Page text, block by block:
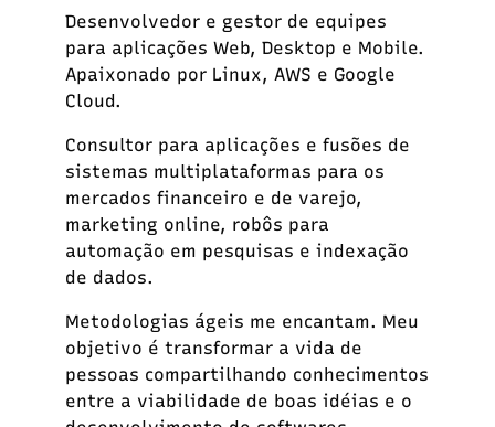
Desenvolvedor e gestor de equipes
para aplicações Web, Desktop e Mobile.
Apaixonado por Linux, AWS e Google
Cloud.
Consultor para aplicações e fusões de
sistemas multiplataformas para os
mercados financeiro e de varejo,
marketing online, robôs para
automação em pesquisas e indexação
de dados.
Metodologias ágeis me encantam. Meu
objetivo é transformar a vida de
pessoas compartilhando conhecimentos
entre a viabilidade de boas idéias e o